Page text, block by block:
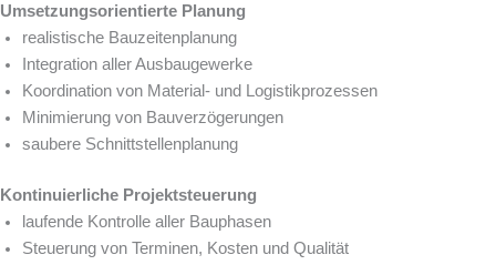
Umsetzungsorientierte Planung
realistische Bauzeitenplanung
Integration aller Ausbaugewerke
Koordination von Material- und Logistikprozessen
Minimierung von Bauverzögerungen
saubere Schnittstellenplanung
Kontinuierliche Projektsteuerung
laufende Kontrolle aller Bauphasen
Steuerung von Terminen, Kosten und Qualität